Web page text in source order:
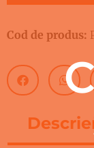
Cod de produs: